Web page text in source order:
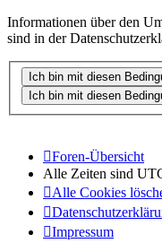
Informationen über den
sind in der
Foren-Übersicht
Alle Zeiten sind
Alle Cookies
Impressum